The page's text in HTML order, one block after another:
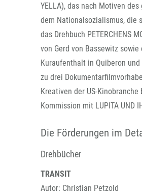
YELLA), das nach Motiven
dem Nationalsozialismus, die
das Drehbuch PETERCHENS
von Gerd von Bassewitz sowie
Kuraufenthalt in Quiberon
zu drei
Kreativen der US-
Kommission mit LUPITA UND
Die Förderungen im
Drehbücher
TRANSIT
Autor: Christian Petzold